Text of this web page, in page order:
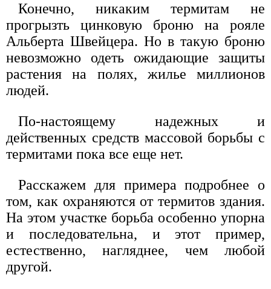
Конечно, никаким термитам не
прогрызть цинковую броню на рояле
Альберта Швейцера. Но в такую броню
невозможно одеть ожидающие защиты
растения на полях, жилье миллионов
людей.
По-настоящему надежных и
действенных средств массовой борьбы с
термитами пока все еще нет.
Расскажем для примера подробнее о
том, как охраняются от термитов здания.
На этом участке борьба особенно упорна
и последовательна, и этот пример,
естественно, нагляднее, чем любой
другой.